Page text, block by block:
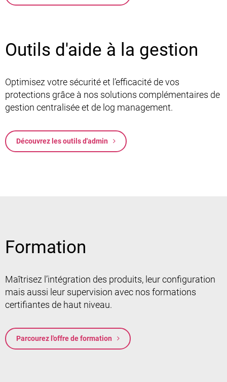
Outils d'aide à la gestion
Optimisez votre sécurité et l’efficacité de vos
protections grâce à nos solutions complémentaires de
gestion centralisée et de log management.
Découvrez les outils d'admin
Formation
Maîtrisez l’intégration des produits, leur configuration
mais aussi leur supervision avec nos formations
certifiantes de haut niveau.
Parcourez l'offre de formation